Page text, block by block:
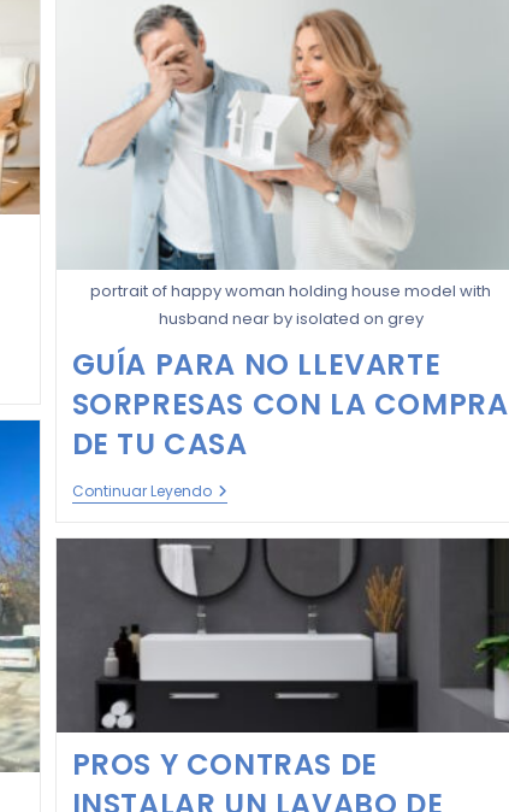
portrait of happy woman holding house model with
husband near by isolated on grey
GUÍA PARA NO LLEVARTE
SORPRESAS CON LA COMPRA
DE TU CASA
Continuar Leyendo
PROS Y CONTRAS DE